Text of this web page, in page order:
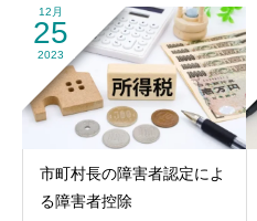
12月
25
2023
市町村長の障害者認定によ
る障害者控除